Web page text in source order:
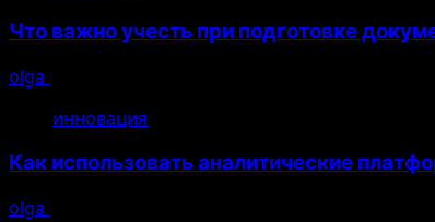
Что важно учесть при подготовке
olga
инновация
Как использовать аналитические
olga